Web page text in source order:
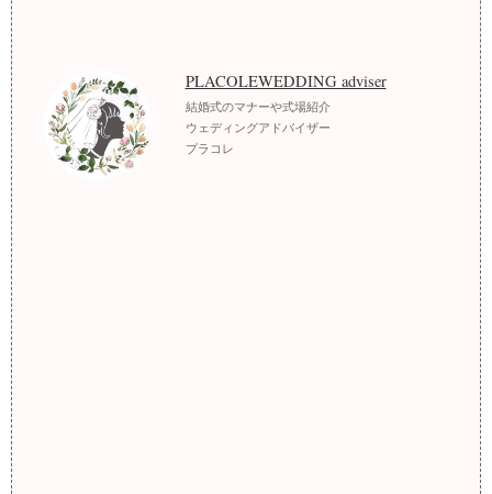
PLACOLEWEDDING adviser
結婚式のマナーや式場紹介
ウェディングアドバイザー
プラコレ